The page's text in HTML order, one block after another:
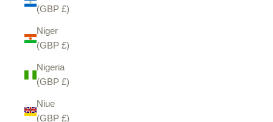
(GBP £)
Niger
(GBP £)
Nigeria
(GBP £)
Niue
(GBP £)